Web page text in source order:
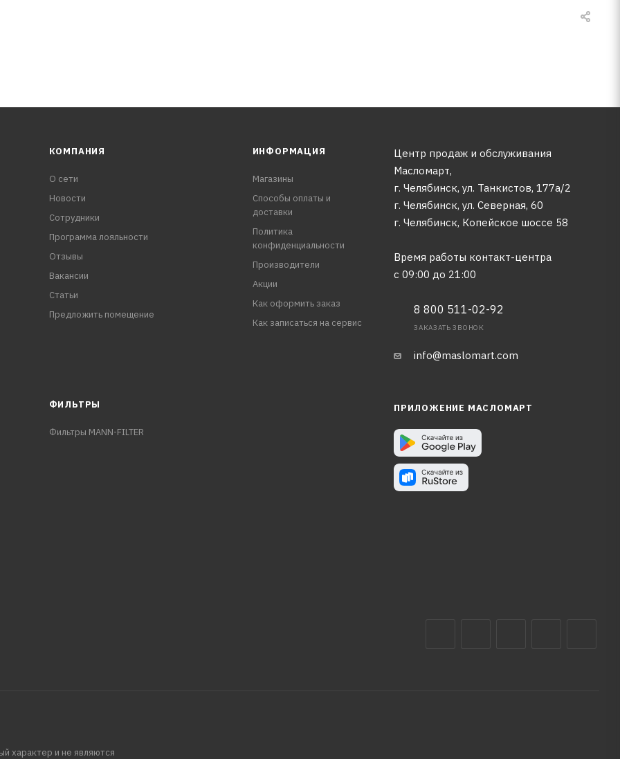
КОМПАНИЯ
О сети
Новости
Сотрудники
Программа лояльности
Отзывы
Вакансии
Статьи
Предложить помещение
ИНФОРМАЦИЯ
Магазины
Способы оплаты и
доставки
Политика
конфиденциальности
Производители
Акции
Как оформить заказ
Как записаться на сервис
Центр продаж и обслуживания
Масломарт,
г. Челябинск, ул. Танкистов, 177а/2
г. Челябинск, ул. Северная, 60
г. Челябинск, Копейское шоссе 58
Время работы контакт-центра
с 09:00 до 21:00
8 800 511-02-92
ЗАКАЗАТЬ ЗВОНОК
info@maslomart.com
ФИЛЬТРЫ
Фильтры MANN-FILTER
ПРИЛОЖЕНИЕ МАСЛОМАРТ
характер и не являются